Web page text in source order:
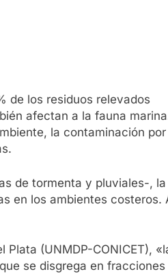
de los residuos relevados
afectan a la fauna
la contaminación
de tormenta y pluviales-, la
en los ambientes costeros.
(UNMDP-CONICET),
se disgrega en fracciones